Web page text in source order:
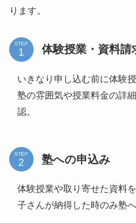
ります。
STEP 体験授業・資料請
いきなり申し込む前に体験
塾の雰囲気や授業料金の詳
認。
STEP 塾への申込み
体験授業や取り寄せた資料
子さんが納得した時のみ塾へ